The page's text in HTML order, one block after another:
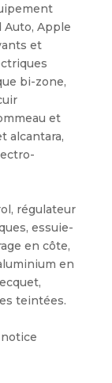
Auto, Apple
et
bi-zone,
et
alcantara,
régulateur
essuie-
en côte,
en
teintées.